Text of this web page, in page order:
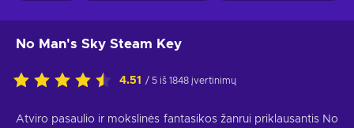
No Man's Sky Steam Key
4.51 / 5 iš 1848 įvertinimų
Atviro pasaulio ir mokslinės fantasikos žanrui priklausantis No